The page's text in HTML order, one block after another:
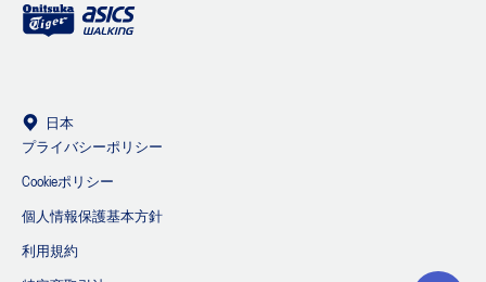
日本
プライバシーポリシー
Cookieポリシー
個人情報保護基本方針
利用規約